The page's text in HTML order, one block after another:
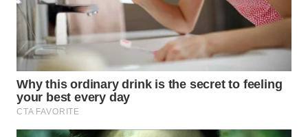
SUMEDANG
WN
CIANJUR
WN
KEPULAUAN
SERIBU